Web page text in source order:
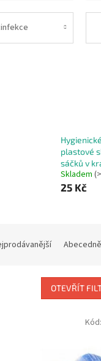
plastové
sáčků v
Skladem
25 Kč
Abecedně
OTEVŘÍT
Kód: